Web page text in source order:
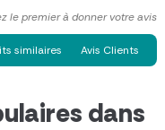
le premier à donner votre avis
similaires Avis Clients
dans